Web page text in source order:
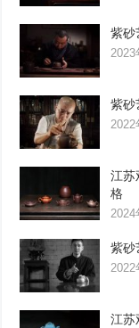
紫
2023
紫
2022
江苏
格
2024
紫
2022
江苏